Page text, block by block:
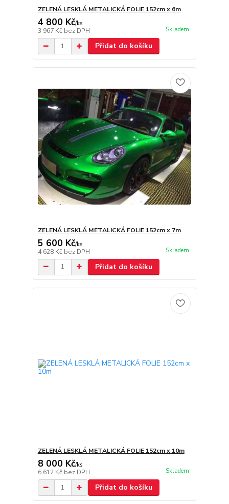
ZELENÁ LESKLÁ METALICKÁ FOLIE 152cm x 6m
4 800 Kč/ks
3 967 Kč bez DPH Skladem
Přidat do košíku
ZELENÁ LESKLÁ METALICKÁ FOLIE 152cm x 7m
5 600 Kč/ks
4 628 Kč bez DPH Skladem
Přidat do košíku
ZELENÁ LESKLÁ METALICKÁ FOLIE 152cm x 10m
8 000 Kč/ks
6 612 Kč bez DPH Skladem
Přidat do košíku